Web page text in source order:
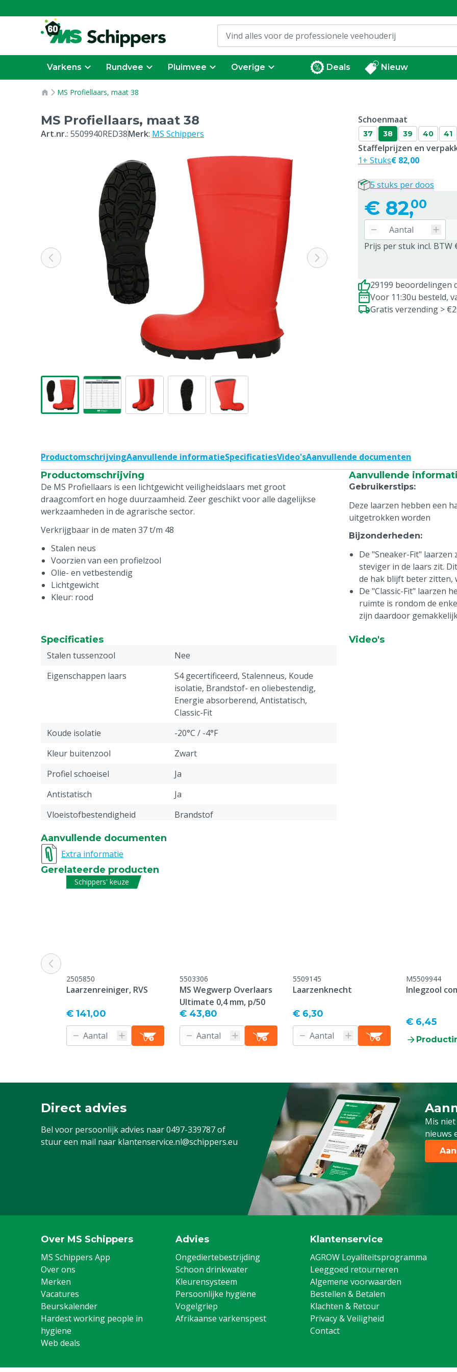
Varkens Rundvee Pluimvee Overige Deals Nieuw
MS Profiellaars, maat 38
MS Profiellaars, maat 38
Art.nr.: 5509940RED38Merk: MS Schippers
Schoenmaat
37 38 39 40 41
€ 82,00
Prijs per stuk incl. BTW
Staffelprijzen en
1+ Stuks€ 82,00
5 stuks per doos
29199 beoordelingen
Voor 11:30u besteld,
Gratis verzending >
ProductomschrijvingAanvullende informatieSpecificatiesVideo'sAanvullende documenten
Productomschrijving
De MS Profiellaars is een lichtgewicht veiligheidslaars met groot
draagcomfort en hoge duurzaamheid. Zeer geschikt voor alle dagelijkse
werkzaamheden in de agrarische sector.
Verkrijgbaar in de maten 37 t/m 48
Stalen neus
Voorzien van een profielzool
Olie- en vetbestendig
Lichtgewicht
Kleur: rood
Aanvullende
Gebruikerstips:
Deze laarzen hebben een
uitgetrokken worden
Bijzonderheden:
De "Sneaker-Fit"
steviger in de laars zit.
de hak blijft beter zitten,
De "Classic-Fit" laarzen
ruimte is rondom de
zijn daardoor
Specificaties
Stalen tussenzool
Nee
Eigenschappen laars
S4 gecertificeerd, Stalenneus, Koude
isolatie, Brandstof- en oliebestendig,
Energie absorberend, Antistatisch,
Classic-Fit
Koude isolatie
-20°C / -4°F
Kleur buitenzool
Zwart
Profiel schoeisel
Ja
Antistatisch
Ja
Vloeistofbestendigheid
Brandstof
Stuks
Chemische
bestendigheidscode
Materiaal laars
Model laars
Garantie
1 jaar vanaf productiedatum, er geldt
geen garantie op slijtage-onderdelen /
oneigenlijk gebruik / breukschade /
verzuim in onderhoud
Type laars
Overig
Geiten, Overig
Stalen neus
Kleur
Rood
Video's
Aanvullende documenten
Extra informatie
Gerelateerde producten
Schippers' keuze
2505850
Laarzenreiniger, RVS
€ 141,00
5503306
MS Wegwerp Overlaars
Ultimate 0,4 mm, p/50
€ 43,80
5509145
Laarzenknecht
€ 6,30
M5509944
Inlegzool
€ 6,45
Direct advies
Bel voor persoonlijk advies naar0497-339787of
stuur een mail naar klantenservice.nl@schippers.eu
Mis
nieuws
Schrijf
Over MS Schippers
MS Schippers App
Over ons
Merken
Vacatures
Beurskalender
Hardest working people in
hygiene
Web deals
Advies
Ongediertebestrijding
Schoon drinkwater
Kleurensysteem
Persoonlijke hygiëne
Vogelgriep
Afrikaanse varkenspest
Klantenservice
AGROW Loyaliteitsprogramma
Leeggoed retourneren
Algemene voorwaarden
Bestellen & Betalen
Klachten & Retour
Privacy & Veiligheid
Contact